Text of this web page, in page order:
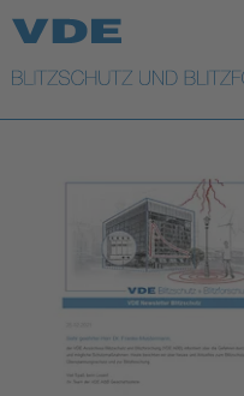
Top Themen
Top Themen
Lightning protection